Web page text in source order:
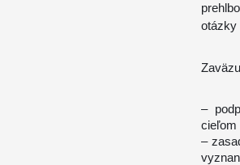
otázky
–
cieľom
–